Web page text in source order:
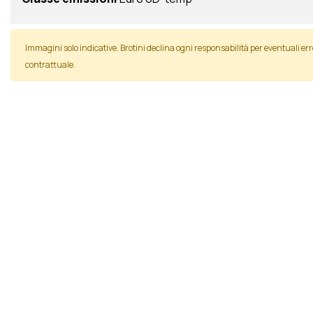
Immagini solo indicative. Brotini declina ogni responsabilità per eventuali
contrattuale.